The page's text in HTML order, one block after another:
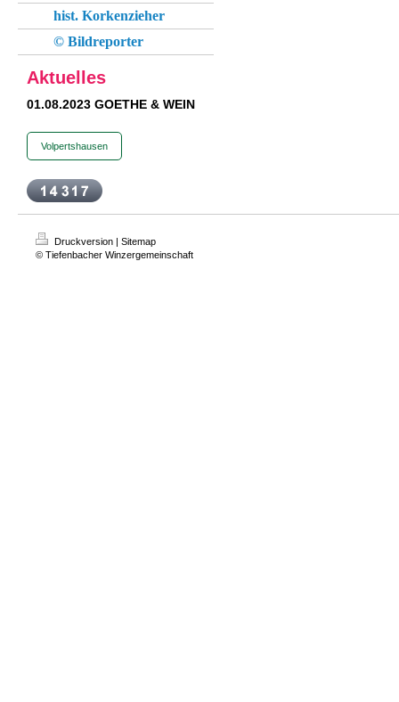
hist. Korkenzieher
© Bildreporter
Aktuelles
01.08.2023 GOETHE & WEIN
Volpertshausen
Druckversion | Sitemap
© Tiefenbacher Winzergemeinschaft